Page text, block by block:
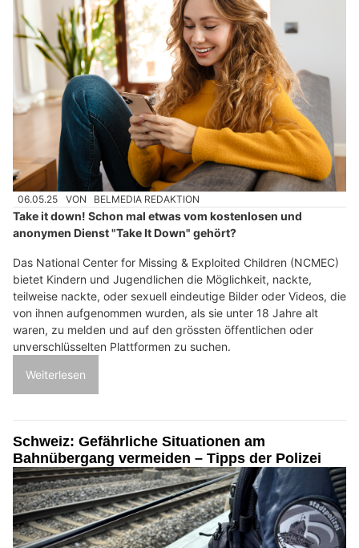
06.05.25 VON BELMEDIA REDAKTION
Take it down! Schon mal etwas vom kostenlosen und
anonymen Dienst "Take It Down" gehört?
Das National Center for Missing & Exploited Children (NCMEC)
bietet Kindern und Jugendlichen die Möglichkeit, nackte,
teilweise nackte, oder sexuell eindeutige Bilder oder Videos, die
von ihnen aufgenommen wurden, als sie unter 18 Jahre alt
waren, zu melden und auf den grössten öffentlichen oder
unverschlüsselten Plattformen zu suchen.
Weiterlesen
Schweiz: Gefährliche Situationen am
Bahnübergang vermeiden – Tipps der Polizei